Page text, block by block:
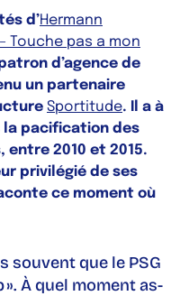
d’Hermann
Touche pas a mon
d’agence de
un partenaire
Sportitude. Il a à
la pacification des
entre 2010 et 2015.
privilégié de ses
ce moment où
souvent que le PSG
». À quel moment as-